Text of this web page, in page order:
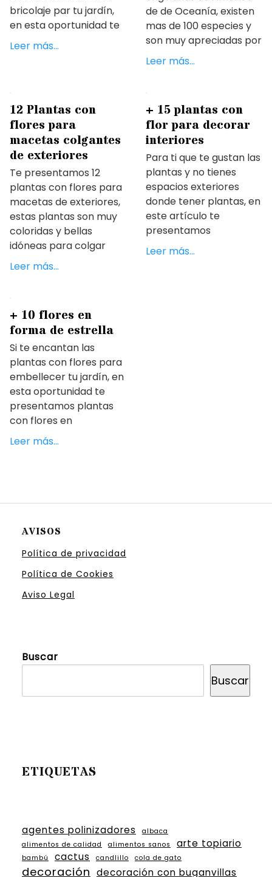
bricolaje par tu jardín,
en esta oportunidad te
Leer más…
de de Oceanía, existen
mas de 100 especies y
son muy apreciadas por
Leer más…
12 Plantas con
flores para
macetas colgantes
de exteriores
Te presentamos 12
plantas con flores para
macetas de exteriores,
estas plantas son muy
coloridas y bellas
idóneas para colgar
Leer más…
+ 15 plantas con
flor para decorar
interiores
Para ti que te gustan las
plantas y no tienes
espacios exteriores
donde tener plantas, en
este artículo te
presentamos
Leer más…
+ 10 flores en
forma de estrella
Si te encantan las
plantas con flores para
embellecer tu jardín, en
esta oportunidad te
presentamos plantas
con flores en
Leer más…
AVISOS
Política de privacidad
Política de Cookies
Aviso Legal
Buscar
Buscar
ETIQUETAS
agentes polinizadores
albaca
alimentos de calidad
alimentos sanos arte topiario
bambú cactus candlillo cola de gato
decoración decoración con buganvillas